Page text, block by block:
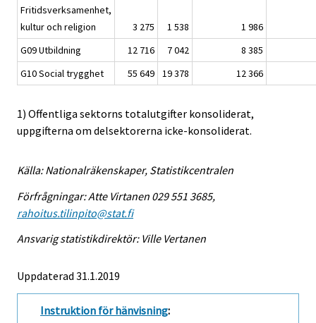
Fritidsverksamenhet,
kultur och religion
3 275 1 538
1 986
G09 Utbildning
12 716 7 042
8 385
G10 Social trygghet
55 649 19 378 12 366
1) Offentliga sektorns totalutgifter konsoliderat,
uppgifterna om delsektorerna icke-konsoliderat.
Källa: Nationalräkenskaper, Statistikcentralen
Förfrågningar: Atte Virtanen 029 551 3685,
rahoitus.tilinpito@stat.fi
Ansvarig statistikdirektör: Ville Vertanen
Uppdaterad 31.1.2019
Instruktion för hänvisning: